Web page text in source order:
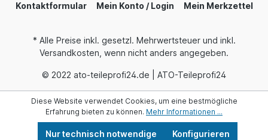
Kontaktformular Mein Konto / Login Mein Merkzettel
* Alle Preise inkl. gesetzl. Mehrwertsteuer und inkl.
Versandkosten, wenn nicht anders angegeben.
© 2022 ato-teileprofi24.de | ATO-Teileprofi24
Diese Website verwendet Cookies, um eine bestmögliche
Erfahrung bieten zu können. Mehr Informationen ...
Nur technisch notwendige Konfigurieren